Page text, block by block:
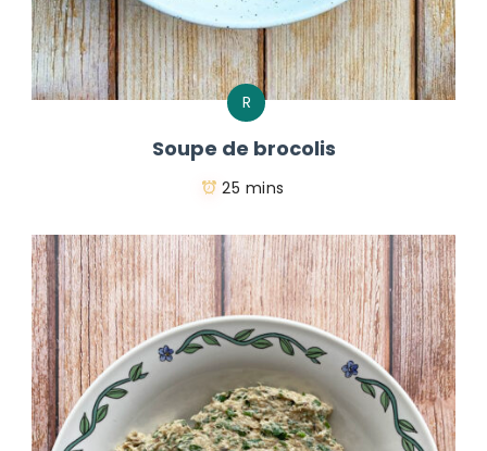
R
Soupe de brocolis
25 mins